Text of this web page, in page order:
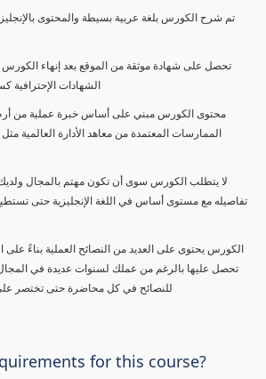
تم شرح الكورس بلغة عربية بسيطة والمحتوى
تحصل على شهادة موثقة من الموقع بعد إنهاء
الشهادات الإحترافية
محتوى الكورس مبني على أساس خبرة عملية من
الممارسات المعتمدة من معاهد الأدارة العالمية مثل
لا يتطلب الكورس سوى أن تكون مهتم بالمجال
تفاصيله مع مستوى أساس في اللغة الإنجليزية حتى
الكورس يحتوى على العديد من النصائح العملية بناءً على
تحصل عليها بالرغم من عملك لسنوات عديدة في
للنصائح في كل محاضرة حتى تختصر
for this course?